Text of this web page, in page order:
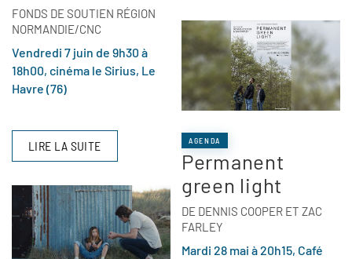
FONDS DE SOUTIEN RÉGION
NORMANDIE/CNC
Vendredi 7 juin de 9h30 à
18h00, cinéma le Sirius, Le
Havre (76)
LIRE LA SUITE AGENDA
Permanent
green light
DE DENNIS COOPER ET ZAC
FARLEY
Mardi 28 mai à 20h15, Café